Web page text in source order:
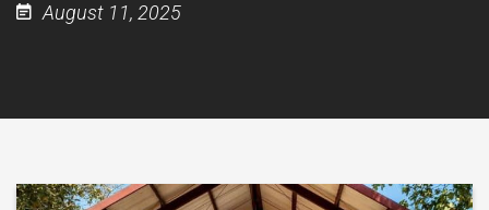
August 11, 2025